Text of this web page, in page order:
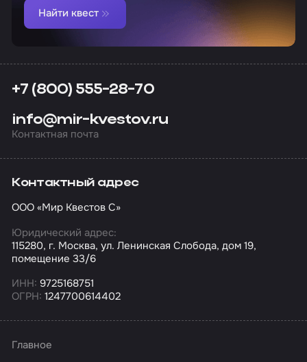
Найти квест
+7 (800) 555-28-70
info@mir-kvestov.ru
Контактная почта
Контактный адрес
ООО «Мир Квестов С»
Юридический адрес:
115280, г. Москва, ул. Ленинская Слобода, дом 19,
помещение 33/6
ИНН: 9725168751
ОГРН: 1247700614402
Главное